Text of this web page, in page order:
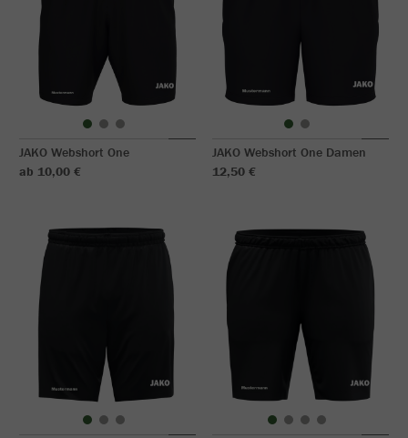
JAKO Webshort One
ab 10,00 €
JAKO Webshort One Damen
12,50 €